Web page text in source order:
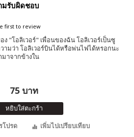
มรับผิดชอบ
first to review
ง "โอลิเวอร์" เพื่อนของฉัน โอลิเวอร์เป็นซู
ามว่า โอลิเวอร์บินได้หรือพ่นไฟได้หรอกนะ
าจากข้างใน
75 บาท
หยิบใส่ตะกร้า
โปรด
เพิ่มไปเปรียบเทียบ